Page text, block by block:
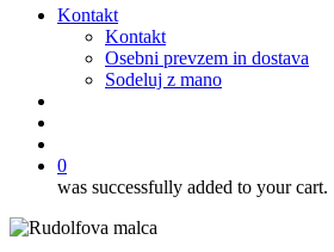
Kontakt
Kontakt
Osebni prevzem in dostava
Sodeluj z mano
0
was successfully added to your cart.